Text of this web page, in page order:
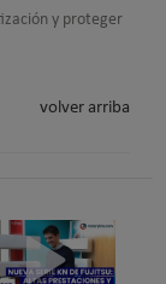
y proteger
volver arriba